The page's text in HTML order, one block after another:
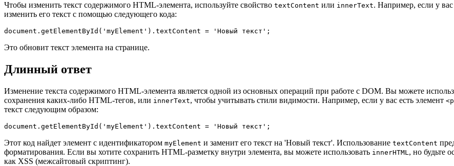
Чтобы изменить текст содержимого HTML-элемента, используйте свойство textContent или innerText. Например, если у
изменить его текст с помощью следующего кода:
document . getElementById ( 'myElement' ). textContent = 'Новый текст' ;
Это обновит текст элемента на странице.
Длинный ответ
Изменение текста содержимого HTML-элемента является одной из основных операций при работе с DOM. Вы можете
сохранения каких-либо HTML-тегов, или innerText, чтобы учитывать стили видимости. Например, если у вас есть элемент
текст следующим образом:
document . getElementById ( 'myElement' ). textContent = 'Новый текст' ;
Этот код найдет элемент с идентификатором myElement и заменит его текст на 'Новый текст'. Использование textContent
форматирования. Если вы хотите сохранить HTML-разметку внутри элемента, вы можете использовать innerHTML , но будьте
как XSS (межсайтовый скриптинг).